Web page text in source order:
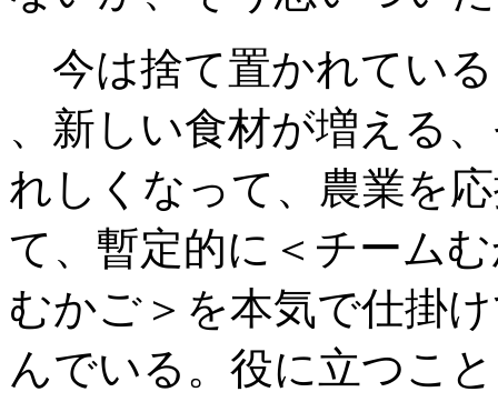
今は捨て置かれてい
、新しい食材が増える
れしくなって 、農業を
て、暫定的に ＜チーム
むかご＞を本気で仕掛
んでいる。役に立つこ